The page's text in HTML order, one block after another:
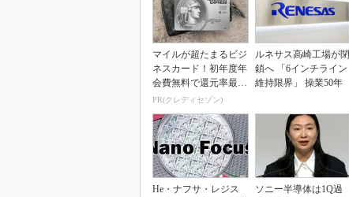
マイルが超たまるビジ
ネスカード！初年度年
会費無料で還元率最大
1.125%
PR(クレディセゾン)
ルネサス高崎工場が閉
鎖へ 「6インチライン
維持限界」 操業50年
He・ナフサ・レジス
ソニー半導体は1Q過